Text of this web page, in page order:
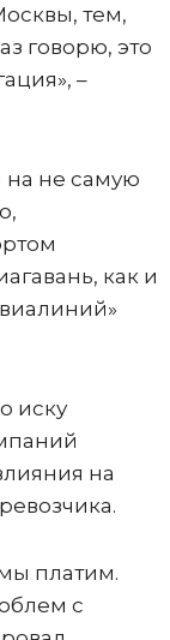
тем,
говорю, это
–
на не самую
как и
иску
на
платим.
с